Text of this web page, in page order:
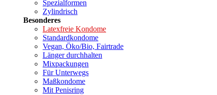
Spezialformen
Zylindrisch
Besonderes
Latexfreie Kondome
Standardkondome
Vegan, Öko/Bio, Fairtrade
Länger durchhalten
Mixpackungen
Für Unterwegs
Maßkondome
Mit Penisring